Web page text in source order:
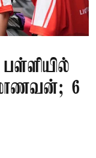
மாணவன்; 6